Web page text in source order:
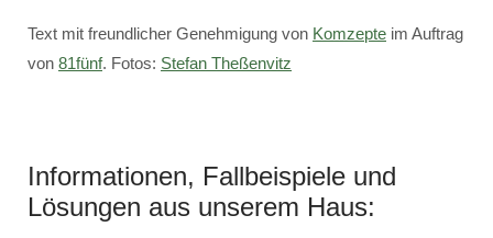
Text mit freundlicher Genehmigung von Komzepte im Auftrag
von 81fünf. Fotos: Stefan Theßenvitz
Informationen, Fallbeispiele und
Lösungen aus unserem Haus: